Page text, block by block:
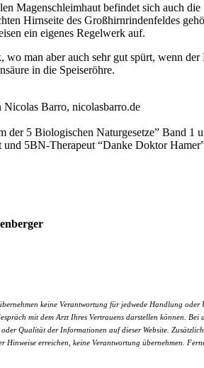
Magenschleimhaut befindet sich auch
Hirnseite des Großhirnrindenfeldes
ein eigenes Regelwerk auf.
wo man aber auch sehr gut spürt, wenn
in die Speiseröhre.
Nicolas Barro, nicolasbarro.de
der 5 Biologischen Naturgesetze” Band 1
5BN-Therapeut “Danke Doktor
keine Verantwortung für jedwede Handlung
mit dem Arzt Ihres Vertrauens darstellen können.
Qualität der Informationen auf dieser Website.
Hinweise erreichen, keine Verantwortung übernehmen.